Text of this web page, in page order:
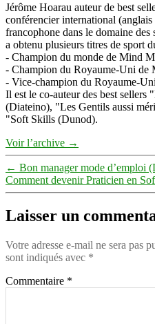
Jérôme Hoarau auteur de best
conférencier international
francophone dans le domaine des
a obtenu plusieurs titres de sport
- Champion du monde de Mind
- Champion du Royaume-Uni de
- Vice-champion du Royaume-
Il est le co-auteur des best
(Diateino), "Les Gentils aussi
"Soft Skills (Dunod).
Voir l’archive →
← Bon manager mode d’emploi
Comment devenir Praticien en
Laisser un
Votre adresse e-mail ne sera pas
sont indiqués avec *
Commentaire *